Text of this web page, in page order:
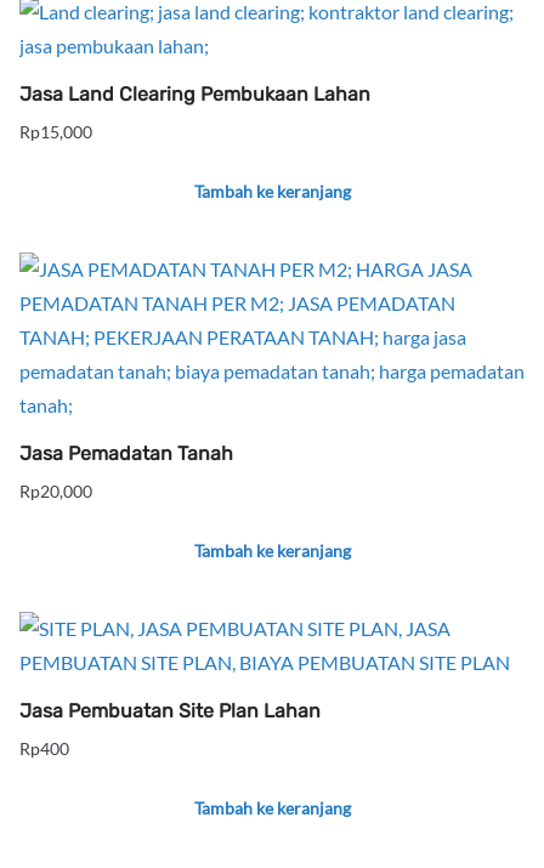
Jasa Land Clearing Pembukaan Lahan
Rp15,000
Tambah ke keranjang
Jasa Pemadatan Tanah
Rp20,000
Tambah ke keranjang
Jasa Pembuatan Site Plan Lahan
Rp400
Tambah ke keranjang